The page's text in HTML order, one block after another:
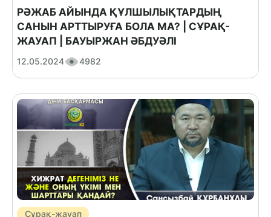
РӘЖАБ АЙЫНДА ҚҰЛШЫЛЫҚТАРДЫҢ
САНЫН АРТТЫРУҒА БОЛА МА? | СҰРАҚ-
ЖАУАП | БАУЫРЖАН ӘБДУӘЛІ
12.05.2024 4982
Сұрақ-жауап